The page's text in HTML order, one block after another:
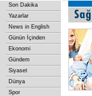
Son Dakika
Yazarlar
News in English
Günün İçinden
Ekonomi
Gündem
Siyaset
Dünya
Spor